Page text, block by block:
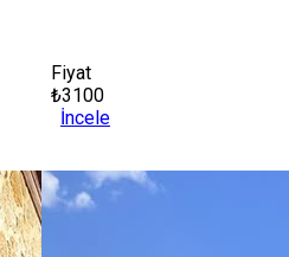
Fiyat
₺3100
İncele